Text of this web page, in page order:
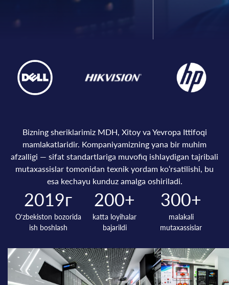
Bizning sheriklarimiz MDH, Xitoy va Yevropa Ittifoqi
mamlakatlaridir. Kompaniyamizning yana bir muhim
afzalligi — sifat standartlariga muvofiq ishlaydigan tajribali
mutaxassislar tomonidan texnik yordam ko‘rsatilishi, bu
esa kechayu kunduz amalga oshiriladi.
2019г
O‘zbekiston bozorida
ish boshlash
200+
katta loyihalar
bajarildi
300+
malakali
mutaxassislar